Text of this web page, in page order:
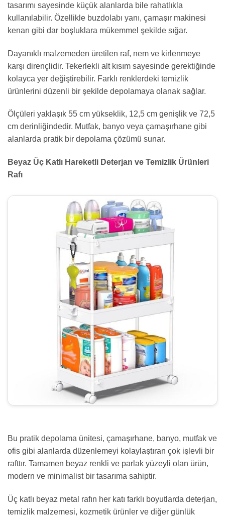
tasarımı sayesinde küçük alanlarda bile rahatlıkla
kullanılabilir. Özellikle buzdolabı yanı, çamaşır makinesi
kenarı gibi dar boşluklara mükemmel şekilde sığar.
Dayanıklı malzemeden üretilen raf, nem ve kirlenmeye
karşı dirençlidir. Tekerlekli alt kısım sayesinde gerektiğinde
kolayca yer değiştirebilir. Farklı renklerdeki temizlik
ürünlerini düzenli bir şekilde depolamaya olanak sağlar.
Ölçüleri yaklaşık 55 cm yükseklik, 12,5 cm genişlik ve 72,5
cm derinliğindedir. Mutfak, banyo veya çamaşırhane gibi
alanlarda pratik bir depolama çözümü sunar.
Beyaz Üç Katlı Hareketli Deterjan ve Temizlik Ürünleri
Rafı
Bu pratik depolama ünitesi, çamaşırhane, banyo, mutfak ve
ofis gibi alanlarda düzenlemeyi kolaylaştıran çok işlevli bir
rafttır. Tamamen beyaz renkli ve parlak yüzeyli olan ürün,
modern ve minimalist bir tasarıma sahiptir.
Üç katlı beyaz metal rafın her katı farklı boyutlarda deterjan,
temizlik malzemesi, kozmetik ürünler ve diğer günlük